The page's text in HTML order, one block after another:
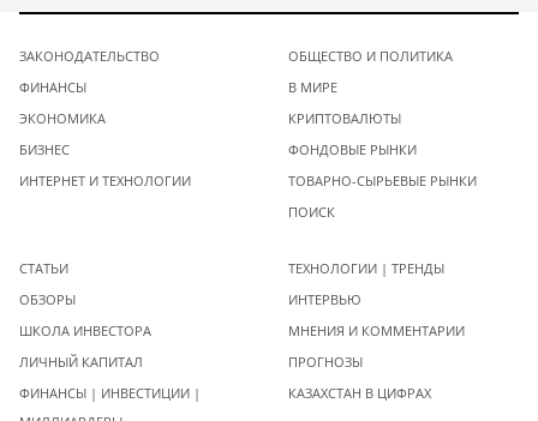
ЗАКОНОДАТЕЛЬСТВО
ФИНАНСЫ
ЭКОНОМИКА
БИЗНЕС
ИНТЕРНЕТ И ТЕХНОЛОГИИ
ОБЩЕСТВО И ПОЛИТИКА
В МИРЕ
КРИПТОВАЛЮТЫ
ФОНДОВЫЕ РЫНКИ
ТОВАРНО-СЫРЬЕВЫЕ РЫНКИ
ПОИСК
СТАТЬИ
ОБЗОРЫ
ШКОЛА ИНВЕСТОРА
ЛИЧНЫЙ КАПИТАЛ
ФИНАНСЫ | ИНВЕСТИЦИИ |
ТЕХНОЛОГИИ | ТРЕНДЫ
ИНТЕРВЬЮ
МНЕНИЯ И КОММЕНТАРИИ
ПРОГНОЗЫ
КАЗАХСТАН В ЦИФРАХ